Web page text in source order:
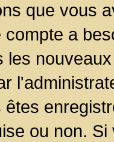
que vous
a
les
ou non.